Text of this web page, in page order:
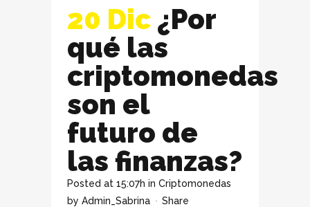
20 Dic ¿Por
qué las
criptomonedas
son el
futuro de
las finanzas?
Posted at 15:07h in Criptomonedas
by Admin_Sabrina Share